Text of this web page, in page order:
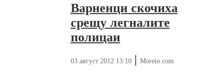
Варненци скочиха
срещу легналите
полицаи
03 август 2012 13:10| Moreto.com